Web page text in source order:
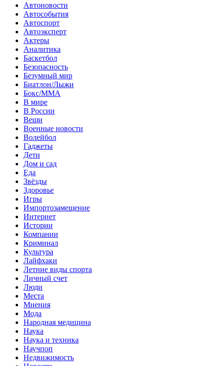
Автоновости
Автособытия
Автоспорт
Автоэксперт
Актеры
Аналитика
Баскетбол
Безопасность
Безумный мир
Биатлон/Лыжи
Бокс/MMA
В мире
В России
Вещи
Военные новости
Волейбол
Гаджеты
Дети
Дом и сад
Еда
Звёзды
Здоровье
Игры
Импортозамещение
Интернет
Истории
Компании
Криминал
Культура
Лайфхаки
Летние виды спорта
Личный счет
Люди
Места
Мнения
Мода
Народная медицина
Наука
Наука и техника
Научпоп
Недвижимость